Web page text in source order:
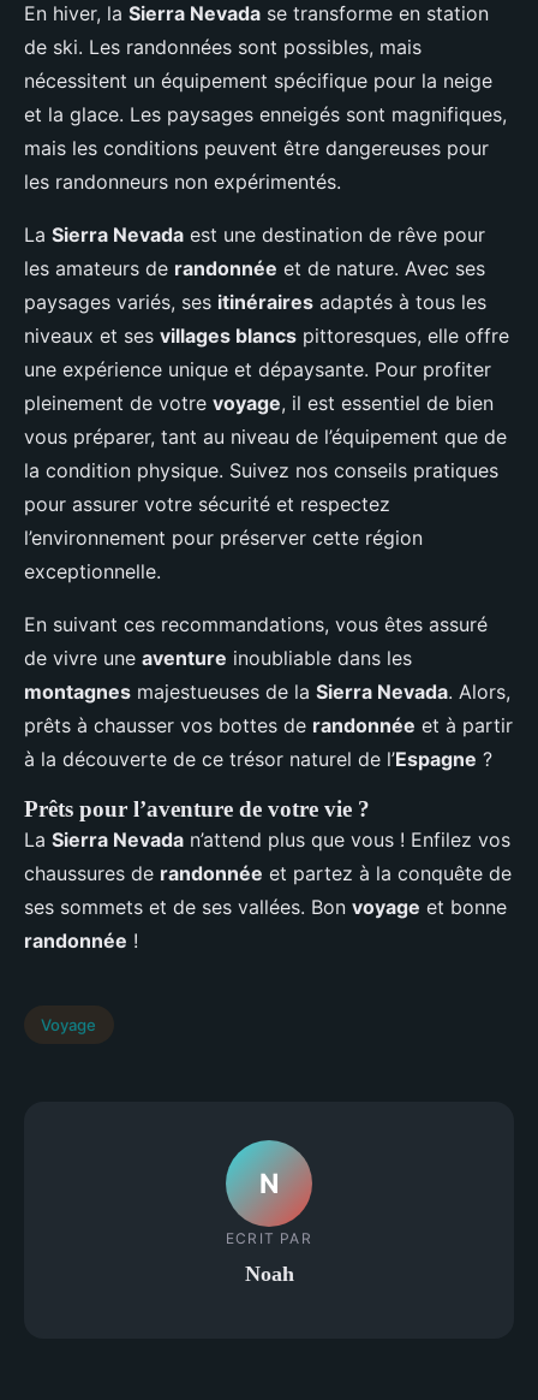
En hiver, la Sierra Nevada se transforme en station
de ski. Les randonnées sont possibles, mais
nécessitent un équipement spécifique pour la neige
et la glace. Les paysages enneigés sont magnifiques,
mais les conditions peuvent être dangereuses pour
les randonneurs non expérimentés.
La Sierra Nevada est une destination de rêve pour
les amateurs de randonnée et de nature. Avec ses
paysages variés, ses itinéraires adaptés à tous les
niveaux et ses villages blancs pittoresques, elle offre
une expérience unique et dépaysante. Pour profiter
pleinement de votre voyage, il est essentiel de bien
vous préparer, tant au niveau de l’équipement que de
la condition physique. Suivez nos conseils pratiques
pour assurer votre sécurité et respectez
l’environnement pour préserver cette région
exceptionnelle.
En suivant ces recommandations, vous êtes assuré
de vivre une aventure inoubliable dans les
montagnes majestueuses de la Sierra Nevada. Alors,
prêts à chausser vos bottes de randonnée et à partir
à la découverte de ce trésor naturel de l’Espagne ?
Prêts pour l’aventure de votre vie ?
La Sierra Nevada n’attend plus que vous ! Enfilez vos
chaussures de randonnée et partez à la conquête de
ses sommets et de ses vallées. Bon voyage et bonne
randonnée !
Voyage
N
ECRIT PAR
Noah